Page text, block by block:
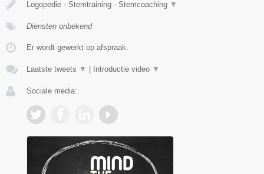
Logopedie - Stemtraining - Stemcoaching ▼
Diensten onbekend
Er wordt gewerkt op afspraak.
Laatste tweets ▼ Introductie video ▼
Sociale media: